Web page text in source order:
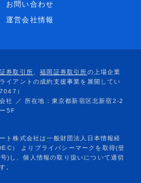
お問い合わせ
運営会社情報